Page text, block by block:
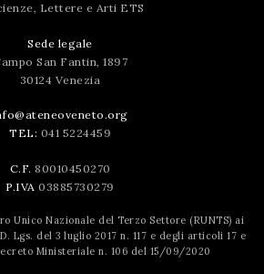
Lettere e Arti ETS
Sede legale
San Fantin, 1897
30124 Venezia
TEL: 041 5224459
C.F. 80010450270
P.IVA 03885730279
Unico Nazionale del Terzo Settore (RUNTS) ai
Lgs. del 3 luglio 2017 n. 117 e degli articoli 17 e
Ministeriale n. 106 del 15/09/2020